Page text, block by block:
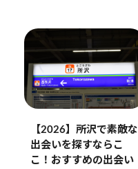
【2026】所沢で素敵な
出会いを探すならこ
こ！おすすめの出会い